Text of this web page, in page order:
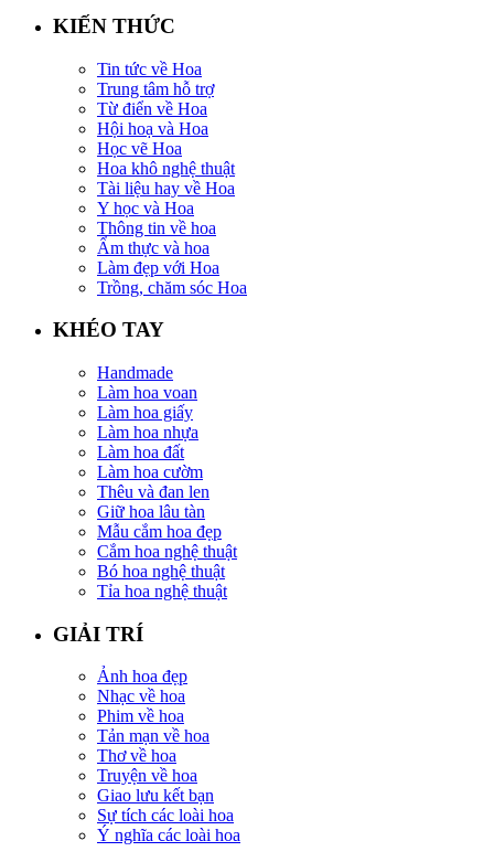
KIẾN THỨC
Tin tức về Hoa
Trung tâm hỗ trợ
Từ điển về Hoa
Hội hoạ và Hoa
Học vẽ Hoa
Hoa khô nghệ thuật
Tài liệu hay về Hoa
Y học và Hoa
Thông tin về hoa
Ẩm thực và hoa
Làm đẹp với Hoa
Trồng, chăm sóc Hoa
KHÉO TAY
Handmade
Làm hoa voan
Làm hoa giấy
Làm hoa nhựa
Làm hoa đất
Làm hoa cườm
Thêu và đan len
Giữ hoa lâu tàn
Mẫu cắm hoa đẹp
Cắm hoa nghệ thuật
Bó hoa nghệ thuật
Tỉa hoa nghệ thuật
GIẢI TRÍ
Ảnh hoa đẹp
Nhạc về hoa
Phim về hoa
Tản mạn về hoa
Thơ về hoa
Truyện về hoa
Giao lưu kết bạn
Sự tích các loài hoa
Ý nghĩa các loài hoa